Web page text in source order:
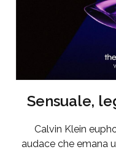
Sensuale,
Calvin Klein
audace che emana